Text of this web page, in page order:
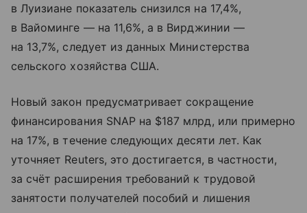
в Луизиане показатель снизился на 17,4%,
в Вайоминге — на 11,6%, а в Вирджинии —
на 13,7%, следует из данных Министерства
сельского хозяйства США.
Новый закон предусматривает сокращение
финансирования SNAP на $187 млрд, или примерно
на 17%, в течение следующих десяти лет. Как
уточняет Reuters, это достигается, в частности,
за счёт расширения требований к трудовой
занятости получателей пособий и лишения